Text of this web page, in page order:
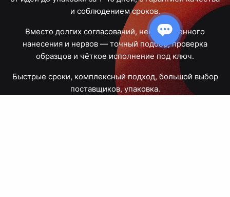
и соблюдением сроков.
Вместо долгих согласований, некачественного
нанесения и нервов — точный подбор, проверка
образцов и чёткое исполнение под ключ.
Быстрые сроки, комплексный подход, большой выбор
поставщиков, упаковка.